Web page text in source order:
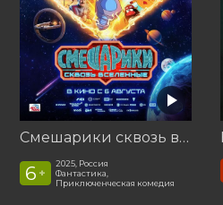
Смешарики сквозь вселенные
6 +
2025, Россия
Фантастика,
Приключенческая комедия